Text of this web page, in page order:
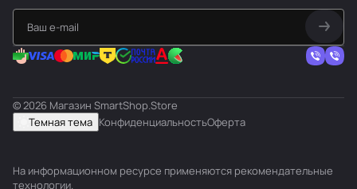
© 2026 Магазин SmartShop.Store
Темная тема КонфиденциальностьОферта
На информационном ресурсе применяются рекомендательные
технологии.